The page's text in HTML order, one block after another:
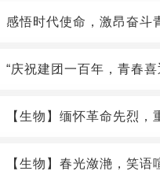
感悟时代使命，激昂奋斗
“庆祝建团一百年，青春
【生物】缅怀革命先烈
【生物】春光潋滟，笑